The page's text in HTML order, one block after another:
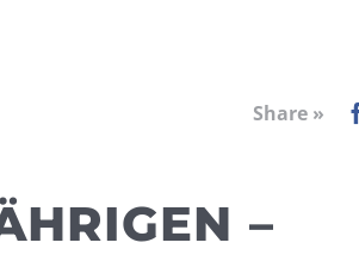
Share »
–